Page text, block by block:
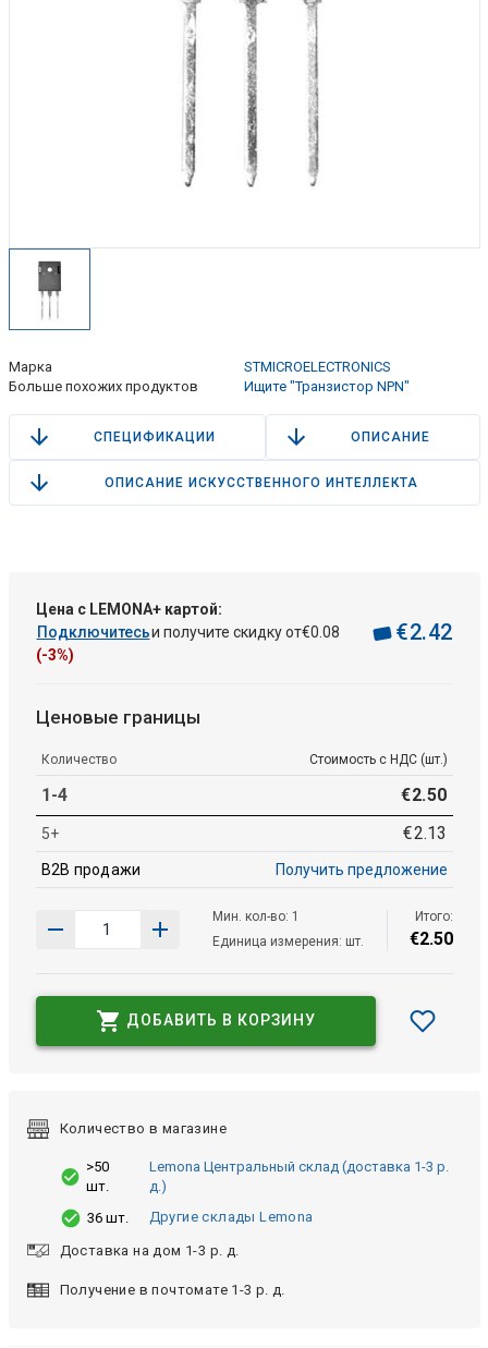
Марка
STMICROELECTRONICS
Больше похожих продуктов
Ищите "Транзистор NPN"
СПЕЦИФИКАЦИИ ОПИСАНИЕ
ОПИСАНИЕ ИСКУССТВЕННОГО ИНТЕЛЛЕКТА
Цена с LEMONA+ картой:
Подключитесьи получите скидку от€0 08
(-3%)
€2.42
Ценовые границы
Количество Стоимость с НДС (шт.)
1-4 €2.50
5+ €2.13
B2B продажи Получить предложение
Мин. кол-во: 1
Единица измерения: шт.
Итого:
€2.50
ДОБАВИТЬ В КОРЗИНУ
Количество в магазине
>50
шт.
Lemona Центральный склад (доставка 1-3 р.
д.)
36 шт.
Другие склады Lemona
Доставка на дом 1-3 р. д.
Получение в почтомате 1-3 р. д.